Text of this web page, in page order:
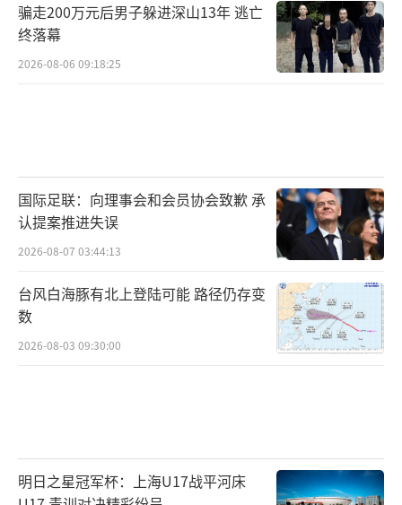
骗走200万元后男子躲进深山13年 逃亡
终落幕
2026-08-06 09:18:25
国际足联：向理事会和会员协会致歉 承
认提案推进失误
2026-08-07 03:44:13
台风白海豚有北上登陆可能 路径仍存变
数
2026-08-03 09:30:00
明日之星冠军杯：上海U17战平河床